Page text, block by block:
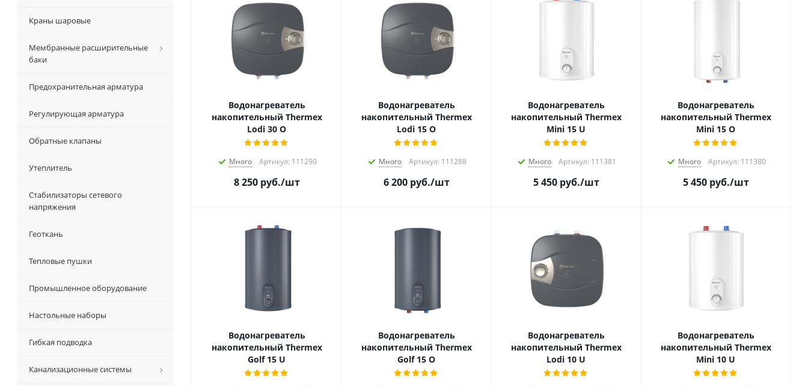
Водонагреватель
накопительный Thermex
Lodi 30 O
Много Артикул: 111290
8 250руб./шт
Водонагреватель
накопительный Thermex
Lodi 15 O
Много Артикул: 111288
6 200руб./шт
Водонагреватель
накопительный Thermex
Mini 15 U
Много Артикул: 111381
5 450руб./шт
Водонагреватель
накопительный Thermex
Mini 15 O
Много Артикул: 111380
5 450руб./шт
Водонагреватель
накопительный Thermex
Golf 15 U
Водонагреватель
накопительный Thermex
Golf 15 O
Водонагреватель
накопительный Thermex
Lodi 10 U
Водонагреватель
накопительный Thermex
Mini 10 U
Краны шаровые
Мембранные расширительные
баки
Предохранительная арматура
Регулирующая арматура
Обратные клапаны
Утеплитель
Стабилизаторы сетевого
напряжения
Геоткань
Тепловые пушки
Промышленное оборудование
Настольные наборы
Гибкая подводка
Канализационные системы